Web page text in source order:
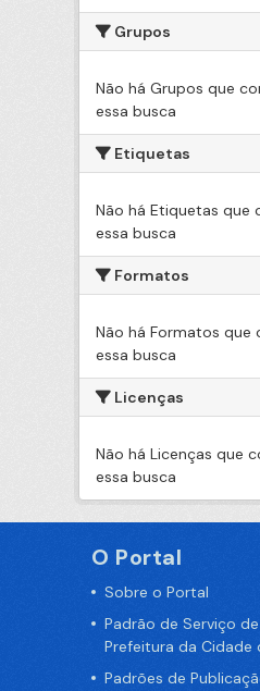
Grupos
Não há Grupos que
essa busca
Etiquetas
Não há Etiquetas que
essa busca
Formatos
Não há Formatos que
essa busca
Licenças
Não há Licenças que
essa busca
O Portal
Sobre o Portal
Padrão de Serviço
Prefeitura da Cidade
Padrões de